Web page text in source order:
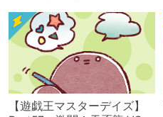
【遊戯王マスターデイズ】